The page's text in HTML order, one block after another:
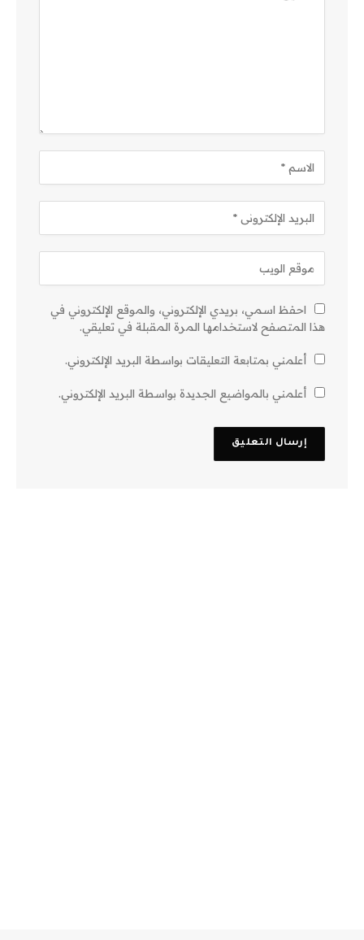
احفظ اسمي، بريدي الإلكتروني، والموقع الإلكتروني في
هذا المتصفح لاستخدامها المرة المقبلة في تعليقي.
أعلمني بمتابعة التعليقات بواسطة البريد الإلكتروني.
أعلمني بالمواضيع الجديدة بواسطة البريد الإلكتروني.